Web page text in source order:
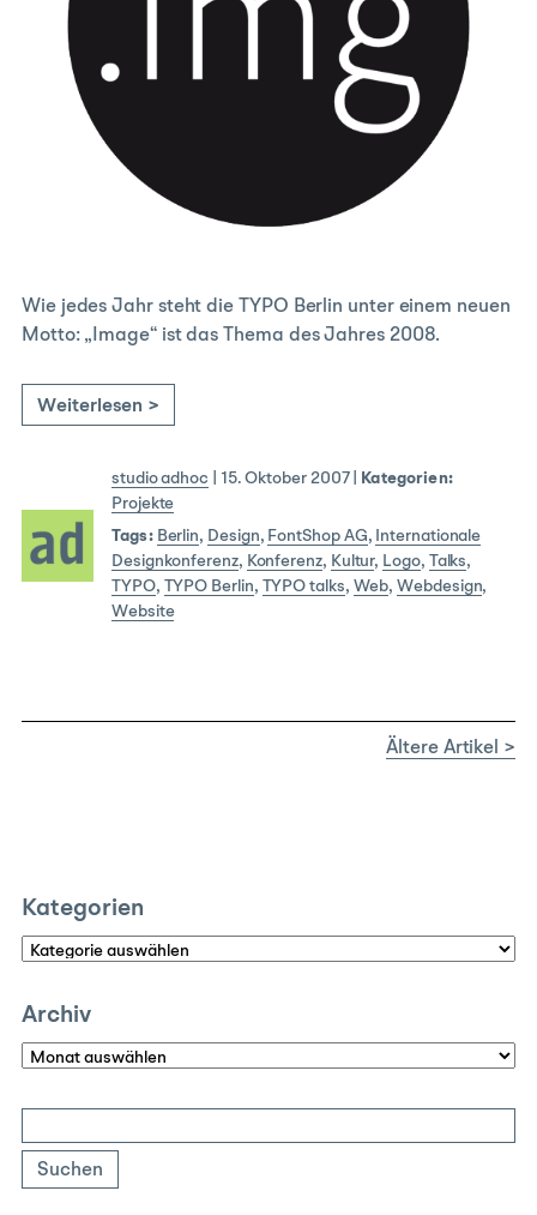
Wie jedes Jahr steht die TYPO Berlin unter einem neuen
Motto: „Image“ ist das Thema des Jahres 2008.
Weiterlesen >
studio adhoc 15. Oktober 2007|
Kategorien:
Projekte
Tags: Berlin, Design, FontShop AG, Internationale
Designkonferenz, Konferenz, Kultur, Logo, Talks,
TYPO, TYPO Berlin, TYPO talks, Web,Webdesign,
Website
Ältere Artikel >
Kategorien
Kategorien
Archiv
Archiv
nach: